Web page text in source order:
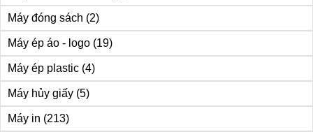
Máy đóng sách (2)
Máy ép áo - logo (19)
Máy ép plastic (4)
Máy hủy giấy (5)
Máy in (213)